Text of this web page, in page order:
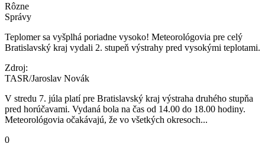
Rôzne
Správy
Teplomer sa vyšplhá poriadne vysoko! Meteorológovia pre celý
Bratislavský kraj vydali 2. stupeň výstrahy pred vysokými teplotami.
Zdroj:
TASR/Jaroslav Novák
V stredu 7. júla platí pre Bratislavský kraj výstraha druhého stupňa
pred horúčavami. Vydaná bola na čas od 14.00 do 18.00 hodiny.
Meteorológovia očakávajú, že vo všetkých okresoch...
0